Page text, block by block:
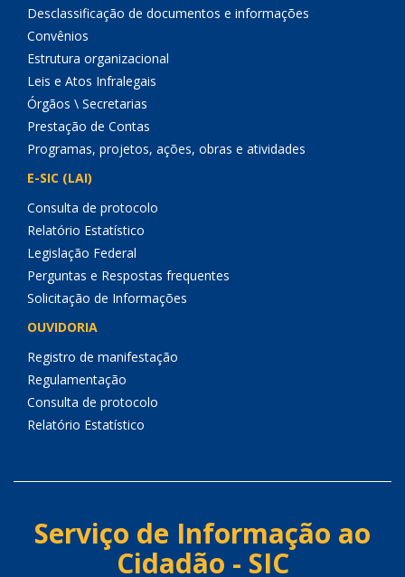
Desclassificação de documentos e informações
Convênios
Estrutura organizacional
Leis e Atos Infralegais
Órgãos \ Secretarias
Prestação de Contas
Programas, projetos, ações, obras e atividades
E-SIC (LAI)
Consulta de protocolo
Relatório Estatístico
Legislação Federal
Perguntas e Respostas frequentes
Solicitação de Informações
OUVIDORIA
Registro de manifestação
Regulamentação
Consulta de protocolo
Relatório Estatístico
Serviço de Informação ao
Cidadão - SIC